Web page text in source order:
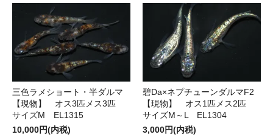
三色ラメショート・半ダルマ
【現物】 オス3匹メス3匹
サイズM EL1315
10,000円(内税)
碧Da×ネプチューンダルマF2
【現物】 オス1匹メス2匹
サイズM～L EL1304
3,000円(内税)